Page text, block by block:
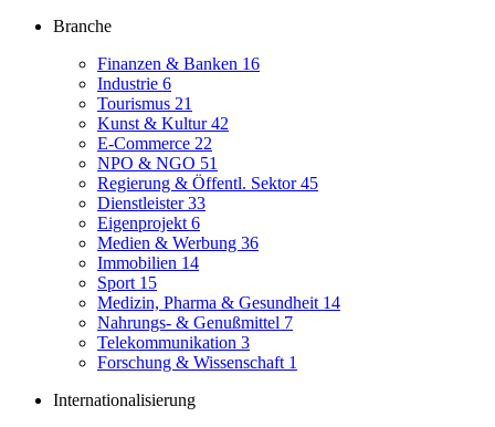
Branche
Finanzen & Banken 16
Industrie 6
Tourismus 21
Kunst & Kultur42
E-Commerce 22
NPO & NGO 51
Regierung & Öffentl. Sektor45
Dienstleister33
Eigenprojekt 6
Medien & Werbung 36
Immobilien 14
Sport 15
Medizin, Pharma & Gesundheit 14
Nahrungs- & Genußmittel 7
Telekommunikation 3
Forschung & Wissenschaft 1
Internationalisierung